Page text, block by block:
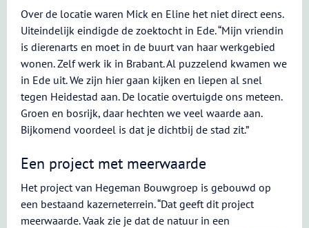
Over de locatie waren Mick en Eline het niet direct eens.
Uiteindelijk eindigde de zoektocht in Ede. “Mijn vriendin
is dierenarts en moet in de buurt van haar werkgebied
wonen. Zelf werk ik in Brabant. Al puzzelend kwamen we
in Ede uit. We zijn hier gaan kijken en liepen al snel
tegen Heidestad aan. De locatie overtuigde ons meteen.
Groen en bosrijk, daar hechten we veel waarde aan.
Bijkomend voordeel is dat je dichtbij de stad zit.”
Een project met meerwaarde
Het project van Hegeman Bouwgroep is gebouwd op
een bestaand kazerneterrein. “Dat geeft dit project
meerwaarde. Vaak zie je dat de natuur in een